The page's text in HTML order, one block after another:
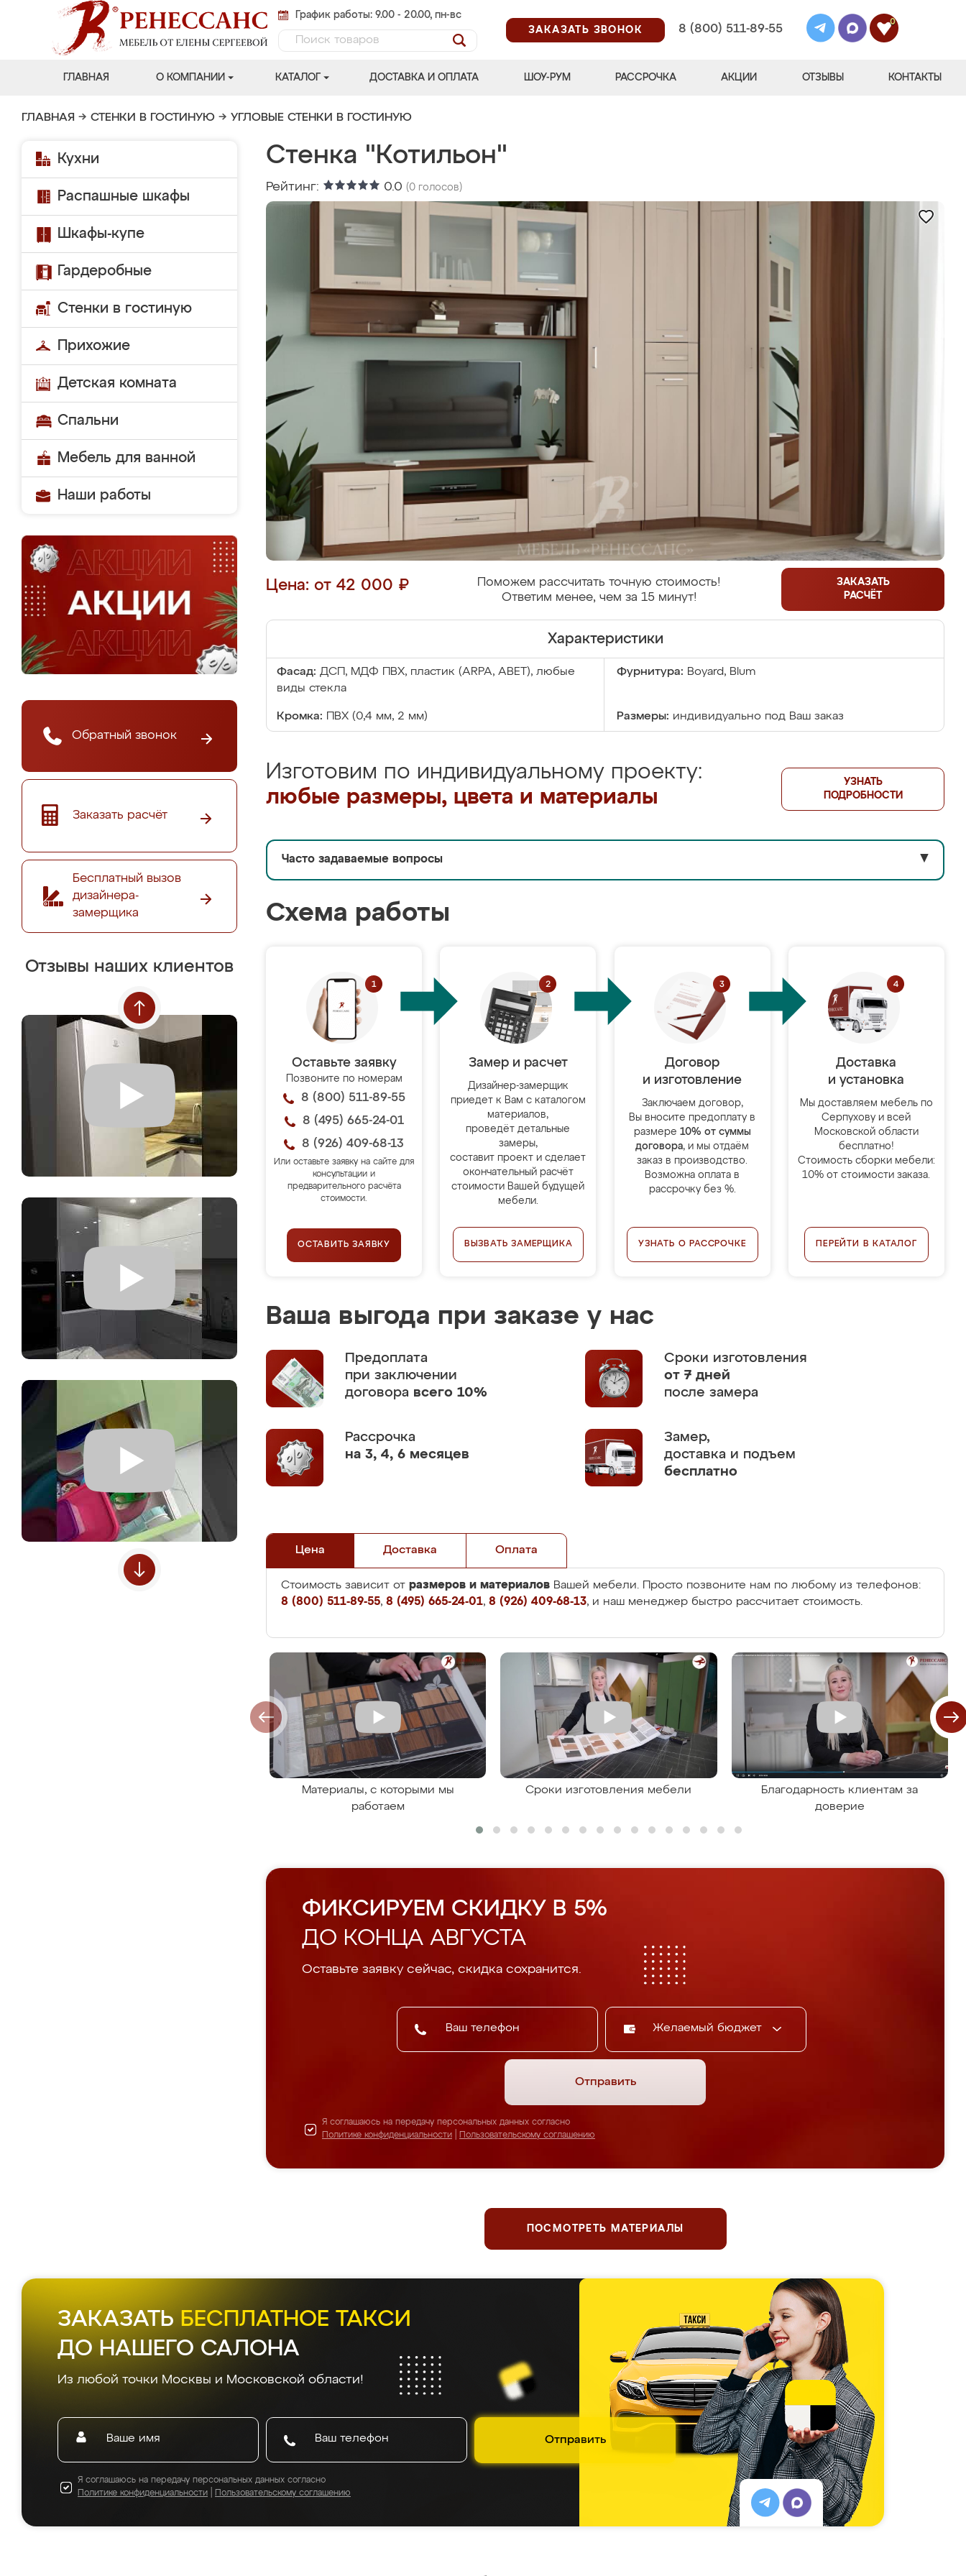
График работы: 9.00 - 20.00, пн-вс
ЗАКАЗАТЬ ЗВОНОК
8 (800) 511-89-55
0
ГЛАВНАЯ О КОМПАНИИ КАТАЛОГ ДОСТАВКА И ОПЛАТА ШОУ-РУМ РАССРОЧКА АКЦИИ ОТЗЫВЫ КОНТАКТЫ
ГЛАВНАЯ → СТЕНКИ В ГОСТИНУЮ → УГЛОВЫЕ СТЕНКИ В ГОСТИНУЮ
Кухни
Распашные шкафы
Шкафы-купе
Гардеробные
Стенки в гостиную
Прихожие
Детская комната
Спальни
Мебель для ванной
Наши работы
Обратный звонок
Заказать расчёт
Бесплатный вызов
дизайнера-
замерщика
Отзывы наших клиентов
Стенка "Котильон"
Рейтинг: 0.0 (0 голосов)
Цена: от 42 000 ₽
Поможем рассчитать точную стоимость!
Ответим менее, чем за 15 минут!
ЗАКАЗАТЬ
РАСЧЁТ
Характеристики
Фасад: ДСП, МДФ ПВХ, пластик (ARPA, ABET), любые
виды стекла
Фурнитура: Boyard, Blum
Кромка: ПВХ (0,4 мм, 2 мм) Размеры: индивидуально под Ваш заказ
Изготовим по индивидуальному проекту:
любые размеры, цвета и материалы
УЗНАТЬ
ПОДРОБНОСТИ
Часто задаваемые вопросы ▼
Схема работы
Оставьте заявку
Позвоните по номерам
8 (800) 511-89-55
8 (495) 665-24-01
8 (926) 409-68-13
Или оставьте заявку на сайте для
консультации и
предварительного расчёта
стоимости.
ОСТАВИТЬ ЗАЯВКУ
Замер и расчет
Дизайнер-замерщик
приедет к Вам с каталогом
материалов,
проведёт детальные
замеры,
составит проект и сделает
окончательный расчёт
стоимости Вашей будущей
мебели.
ВЫЗВАТЬ ЗАМЕРЩИКА
Договор
и изготовление
Заключаем договор,
Вы вносите предоплату в
размере 10% от суммы
договора, и мы отдаём
заказ в производство.
Возможна оплата в
рассрочку без %.
УЗНАТЬ О РАССРОЧКЕ
Доставка
и установка
Мы доставляем мебель по
Серпухову и всей
Московской области
бесплатно!
Стоимость сборки мебели:
10% от стоимости заказа.
ПЕРЕЙТИ В КАТАЛОГ
Ваша выгода при заказе у нас
Предоплата
при заключении
договора всего 10%
Сроки изготовления
от 7 дней
после замера
Рассрочка
на 3, 4, 6 месяцев
Замер,
доставка и подъем
бесплатно
Цена Доставка Оплата
Стоимость зависит от размеров и материалов Вашей мебели. Просто позвоните нам по любому из телефонов:
8 (800) 511-89-55, 8 (495) 665-24-01, 8 (926) 409-68-13, и наш менеджер быстро рассчитает стоимость.
Материалы, с которыми мы
работаем
Сроки изготовления мебели
Благодарность клиентам за
доверие
ФИКСИРУЕМ СКИДКУ В 5%
ДО КОНЦА АВГУСТА
Оставьте заявку сейчас, скидка сохранится.
Желаемый бюджет
Отправить
Я соглашаюсь на передачу персональных данных согласно
Политике конфиденциальности
Пользовательскому соглашению
ПОСМОТРЕТЬ МАТЕРИАЛЫ
ЗАКАЗАТЬ БЕСПЛАТНОЕ ТАКСИ
ДО НАШЕГО САЛОНА
Из любой точки Москвы и Московской области!
Отправить
Я соглашаюсь на передачу персональных данных согласно
Политике конфиденциальности
Пользовательскому соглашению